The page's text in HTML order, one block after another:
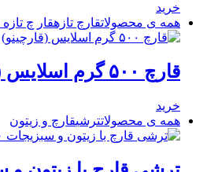
خرید
همه ی محصولاتقارچ تازهقار چ تازه
قارچ ۵۰۰ گرم اسلایس (قارچینو)
خرید
همه ی محصولاتترشیقارچ و زیتون